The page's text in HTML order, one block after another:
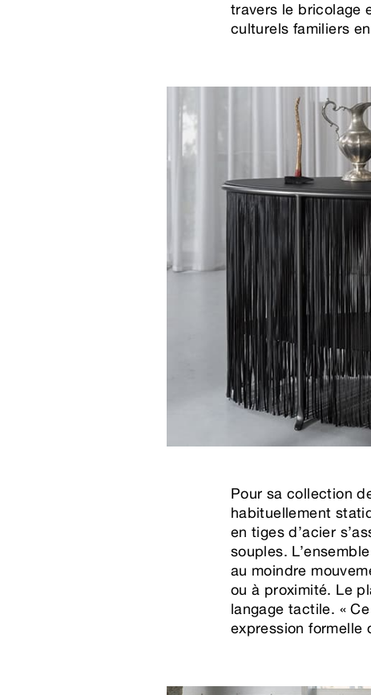
travers le bricolage
culturels familiers
Pour sa collection
habituellement
en tiges d’acier
souples.
au moindre
ou à proximité. Le
langage tactile. «
expression formelle